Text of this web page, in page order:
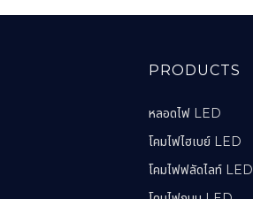
PRODUCTS
หลอดไฟ LED
โคมไฟไฮเบย์ LED
โคมไฟฟลัดไลท์ LED